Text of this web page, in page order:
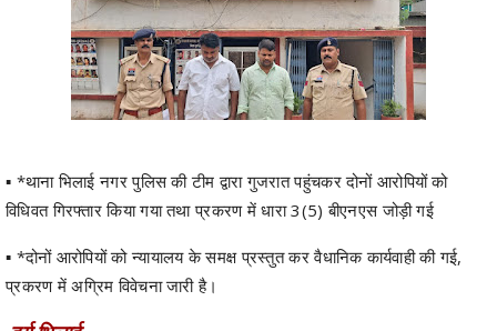
▪️ *थाना भिलाई नगर पुलिस की टीम द्वारा गुजरात पहुंचकर दोनों आरोपियों को
▪️ *दोनों आरोपियों को न्यायालय के समक्ष प्रस्तुत कर वैधानिक कार्यवाही की गई,
प्रकरण में अग्रिम विवेचना जारी है।
दुर्ग,भिलाई .
असल बात news.